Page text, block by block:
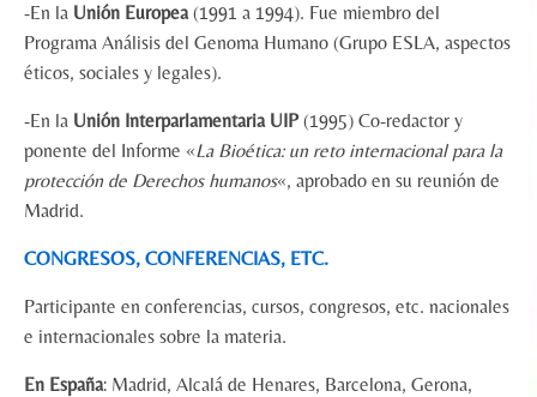
-En la Unión Europea(1991 a 1994). Fue miembro del
Programa Análisis del Genoma Humano (Grupo ESLA, aspectos
éticos, sociales y legales).
-En la Unión Interparlamentaria UIP(1995) Co-redactor y
ponente del Informe «La Bioética: un reto internacional para la
protección de Derechos humanos«, aprobado en su reunión de
Madrid.
CONGRESOS, CONFERENCIAS, ETC.
Participante en conferencias, cursos, congresos, etc. nacionales
e internacionales sobre la materia.
En España: Madrid, Alcalá de Henares, Barcelona, Gerona,